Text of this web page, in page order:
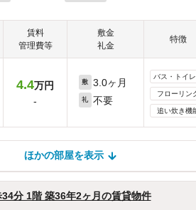
賃料
管理費等
敷金
礼金
特徴
4.4万円
-
敷 3.0ヶ月
礼 不要
バス・トイレ
フローリン
追い炊き機
ほかの部屋を表示
34分 1階 築36年2ヶ月の賃貸物件